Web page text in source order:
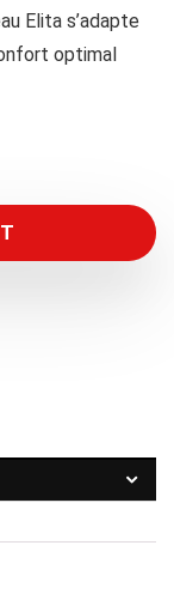
Elita s’adapte
optimal